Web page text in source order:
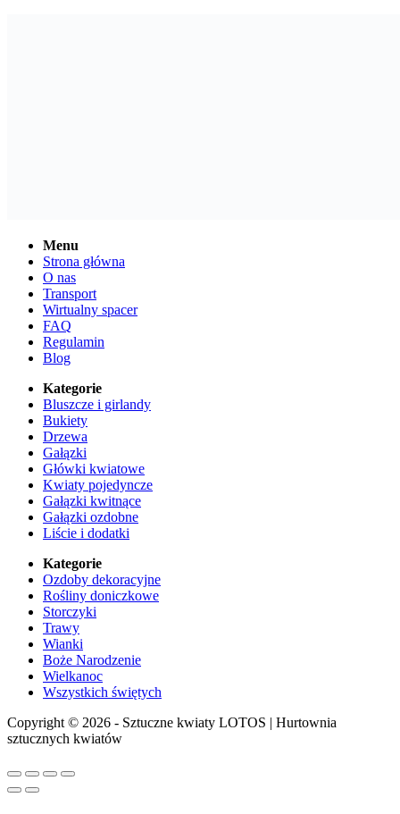
Menu
Strona główna
O nas
Transport
Wirtualny spacer
FAQ
Regulamin
Blog
Kategorie
Bluszcze i girlandy
Bukiety
Drzewa
Gałązki
Główki kwiatowe
Kwiaty pojedyncze
Gałązki kwitnące
Gałązki ozdobne
Liście i dodatki
Kategorie
Ozdoby dekoracyjne
Rośliny doniczkowe
Storczyki
Trawy
Wianki
Boże Narodzenie
Wielkanoc
Wszystkich świętych
Copyright © 2026 - Sztuczne kwiaty LOTOS | Hurtownia
sztucznych kwiatów